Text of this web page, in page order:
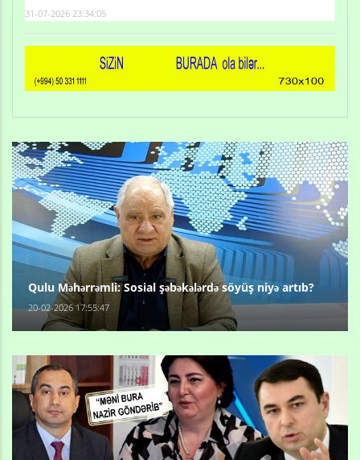
31-07-2026 23:34:05
Qulu Məhərrəmli: Sosial şəbəkələrdə söyüş niyə artıb?
20-02-2026 17:55:47